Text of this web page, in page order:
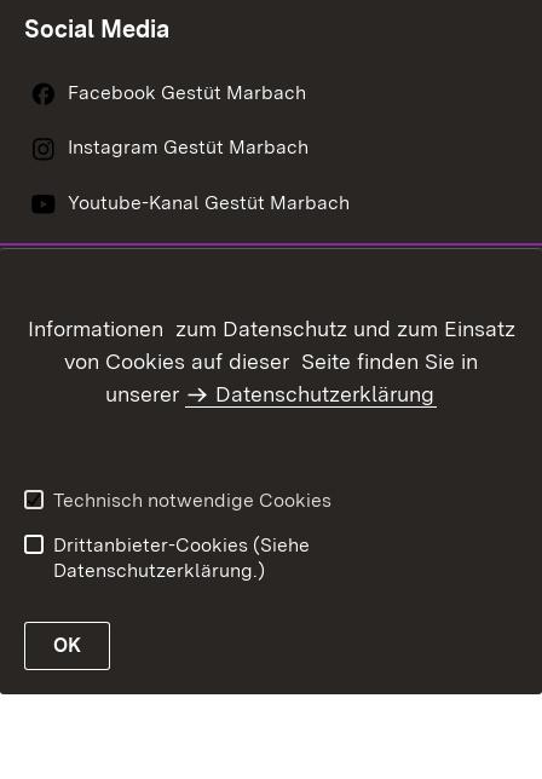
Social Media
Facebook Gestüt Marbach
Instagram Gestüt Marbach
Youtube-Kanal Gestüt Marbach
Barrierefreiheit
Benutzungshinweise
Impressum
Informationen zum Datenschutz und zum Einsatz
von Cookies auf dieser Seite finden Sie in
unserer
Datenschutzerklärung
Technisch notwendige Cookies
Drittanbieter-Cookies (Siehe
Datenschutzerklärung.)
OK